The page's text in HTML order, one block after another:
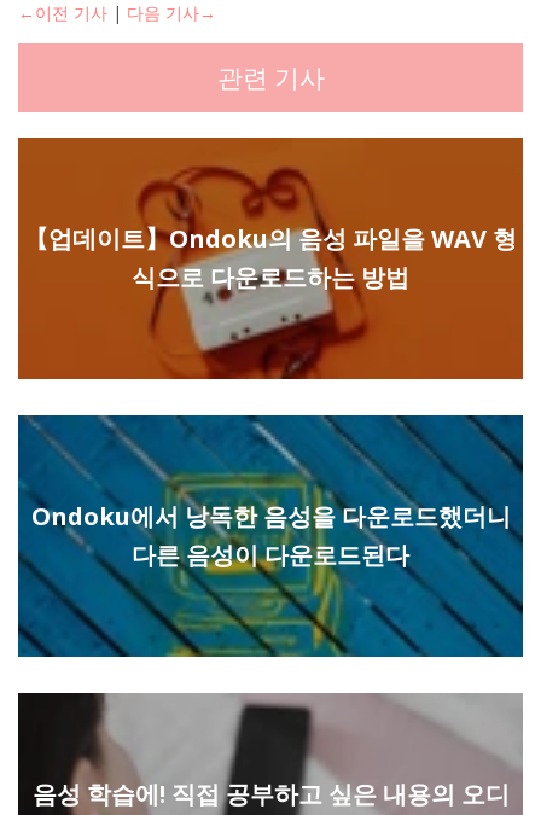
←이전 기사 | 다음 기사→
관련 기사
【업데이트】Ondoku의 음성 파일을 WAV 형
식으로 다운로드하는 방법
Ondoku에서 낭독한 음성을 다운로드했더니
다른 음성이 다운로드된다
음성 학습에! 직접 공부하고 싶은 내용의 오디